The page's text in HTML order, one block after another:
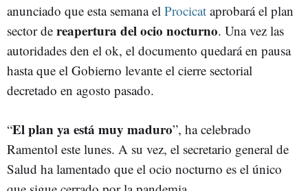
anunciado que esta semana el Procicat aprobará el plan
sector de reapertura del ocio nocturno. Una vez las
autoridades den el ok, el documento quedará en pausa
hasta que el Gobierno levante el cierre sectorial
decretado en agosto pasado.
“El plan ya está muy maduro”, ha celebrado
Ramentol este lunes. A su vez, el secretario general de
Salud ha lamentado que el ocio nocturno es el único